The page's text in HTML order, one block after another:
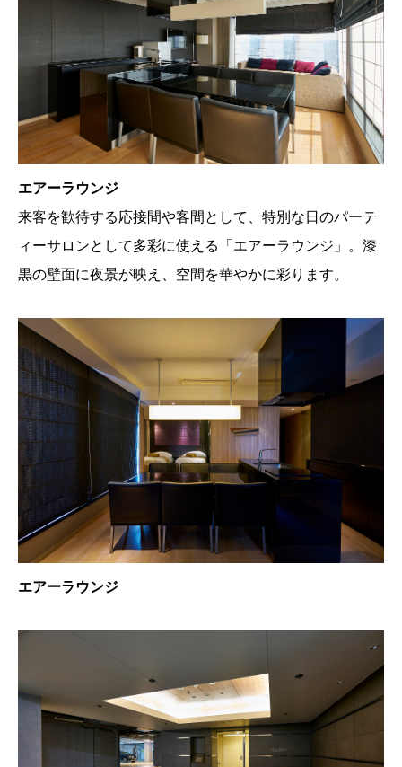
エアーラウンジ
来客を歓待する応接間や客間として、特別な日のパーテ
ィーサロンとして多彩に使える「エアーラウンジ」。漆
黒の壁面に夜景が映え、空間を華やかに彩ります。
エアーラウンジ